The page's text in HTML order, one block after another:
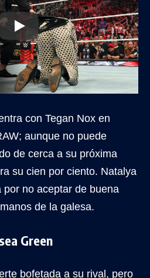
con Tegan Nox en
aunque no puede
de cerca a su próxima
su cien por ciento. Natalya
no aceptar de buena
de la galesa.
Green
bofetada a su rival, pero